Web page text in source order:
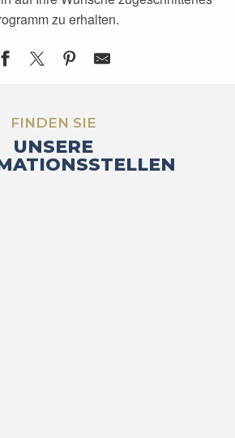
zu erhalten.
FINDEN SIE
UNSERE